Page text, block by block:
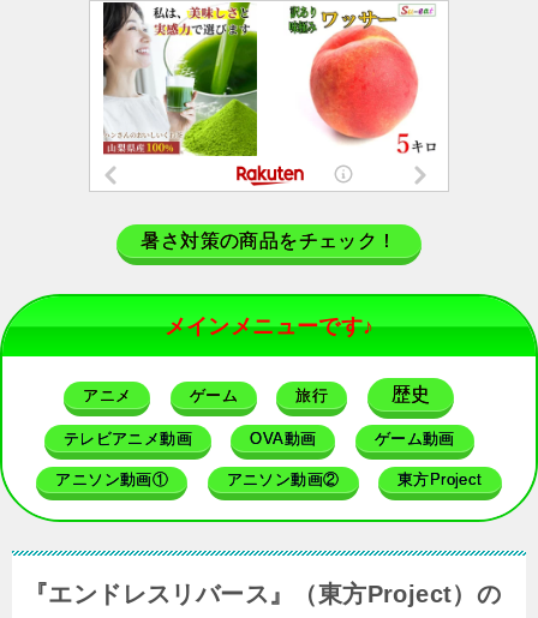
暑さ対策の商品をチェック！
メインメニューです♪
アニメ ゲーム 旅行 歴史
テレビアニメ動画 OVA動画 ゲーム動画
アニソン動画① アニソン動画② 東方Project
『エンドレスリバース』（東方Project）の